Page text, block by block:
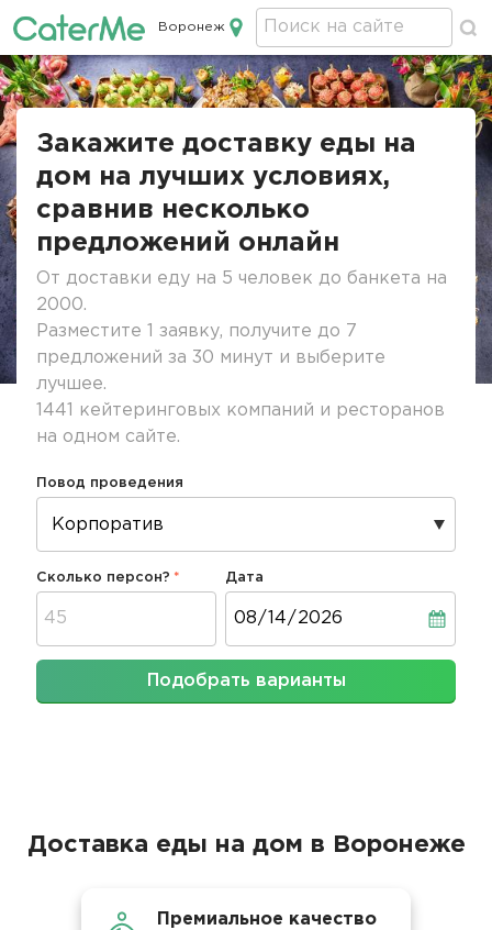
Кейтеринг в Воронеже
Воронеж
Строка
Закажите доставку еды на
дом на лучших условиях,
сравнив несколько
предложений онлайн
От доставки еду на 5 человек до банкета на
2000.
Разместите 1 заявку, получите до 7
предложений за 30 минут и выберите
лучшее.
1441 кейтеринговых компаний и ресторанов
на одном сайте.
Повод проведения
Сколько персон? Дата
Подобрать варианты
Доставка еды на дом в Воронеже
Премиальное качество